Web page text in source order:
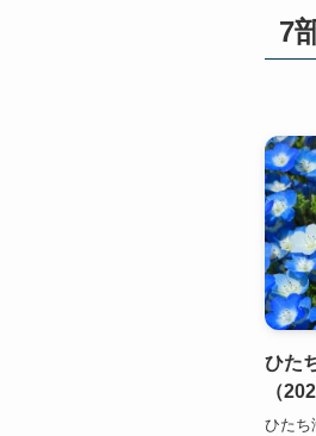
7
ひた
（
ひたち